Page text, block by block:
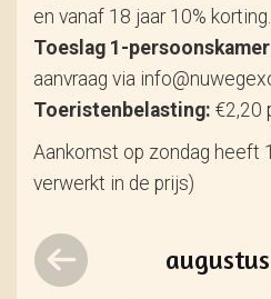
en vanaf 18 jaar 10% korting.
Toeslag 1-
aanvraag via
Toeristenbelasting: €2,20
Aankomst op zondag heeft
verwerkt in de prijs)
augustus